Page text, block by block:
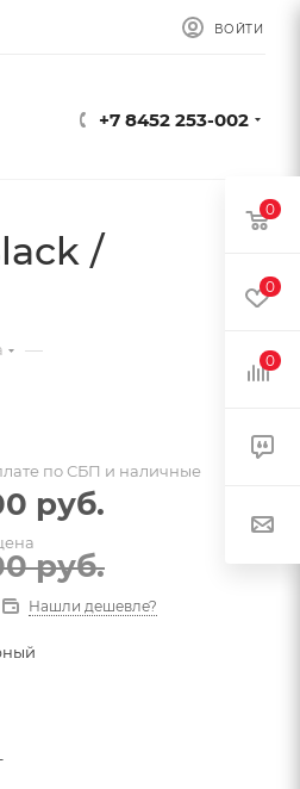
ВОЙТИ
+7 8452 253-002
/
—
по СБП и наличные
руб.
руб.
Нашли дешевле?
0
0
0